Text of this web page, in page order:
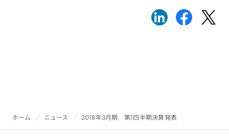
ホーム ニュース 2018年3月期 第1四半期決算発表